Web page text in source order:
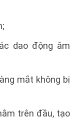
dao động âm
mắt không bị
trên đầu, tạo